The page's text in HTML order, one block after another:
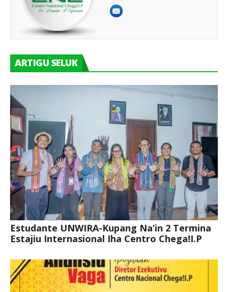
ARTIGU SELUK
Estudante UNWIRA-Kupang Na’in 2 Termina
Estajiu Internasional Iha Centro Chega!I.P